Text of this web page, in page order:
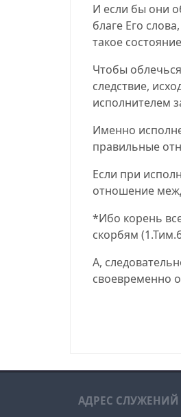
И если бы они
благе Его
такое
Чтобы
следствие,
исполнителем
Именно
правильные
Если при
отношение
*Ибо корень
скорбям (
А,
своевременно
АДРЕС СЛУЖЕНИЙ